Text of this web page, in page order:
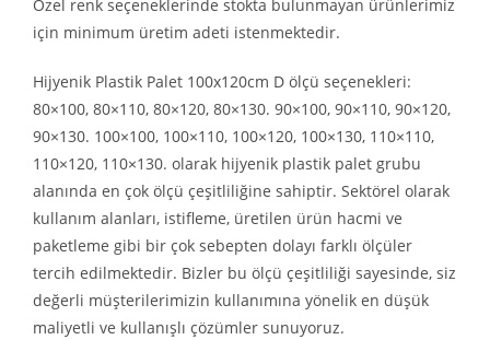
Özel renk seçeneklerinde stokta bulunmayan ürünlerimiz
için minimum üretim adeti istenmektedir.
Hijyenik Plastik Palet 100x120cm D ölçü seçenekleri:
80×100, 80×110, 80×120, 80×130. 90×100, 90×110, 90×120,
90×130. 100×100, 100×110, 100×120, 100×130, 110×110,
110×120, 110×130. olarak hijyenik plastik palet grubu
alanında en çok ölçü çeşitliliğine sahiptir. Sektörel olarak
kullanım alanları, istifleme, üretilen ürün hacmi ve
paketleme gibi bir çok sebepten dolayı farklı ölçüler
tercih edilmektedir. Bizler bu ölçü çeşitliliği sayesinde, siz
değerli müşterilerimizin kullanımına yönelik en düşük
maliyetli ve kullanışlı çözümler sunuyoruz.